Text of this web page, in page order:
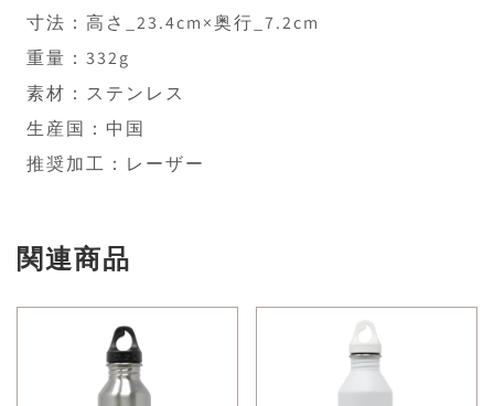
寸法：高さ_23.4cm×奥行_7.2cm
重量：332g
素材：ステンレス
生産国：中国
推奨加工：レーザー
関連商品